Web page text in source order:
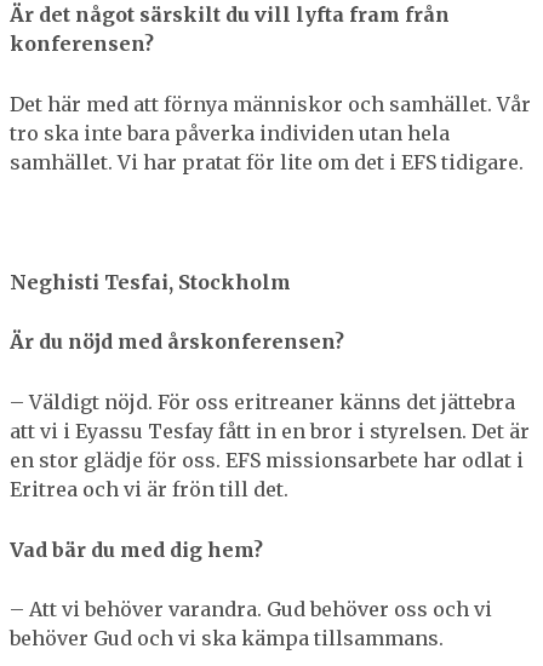
Är det något särskilt du vill lyfta fram från
konferensen?
Det här med att förnya människor och samhället. Vår
tro ska inte bara påverka individen utan hela
samhället. Vi har pratat för lite om det i EFS tidigare.
Neghisti Tesfai, Stockholm
Är du nöjd med årskonferensen?
– Väldigt nöjd. För oss eritreaner känns det jättebra
att vi i Eyassu Tesfay fått in en bror i styrelsen. Det är
en stor glädje för oss. EFS missionsarbete har odlat i
Eritrea och vi är frön till det.
Vad bär du med dig hem?
– Att vi behöver varandra. Gud behöver oss och vi
behöver Gud och vi ska kämpa tillsammans.